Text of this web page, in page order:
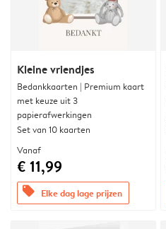
Kleine vriendjes
Bedankkaarten | Premium kaart
met keuze uit 3
papierafwerkingen
Set van 10 kaarten
Vanaf
€ 11,99
offers Elke dag lage prijzen